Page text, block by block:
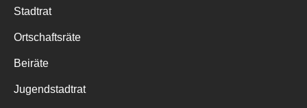
Stadtrat
Ortschaftsräte
Beiräte
Jugendstadtrat